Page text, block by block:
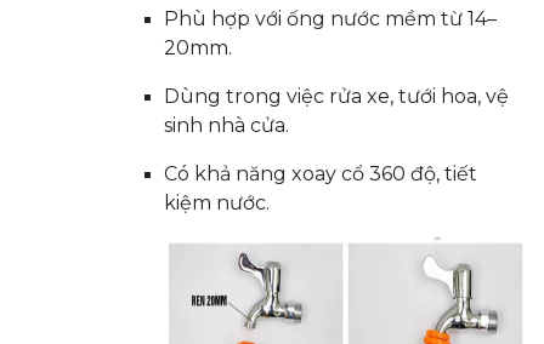
Phù hợp với ống nước mềm từ 14–
20mm.
Dùng trong việc rửa xe, tưới hoa, vệ
sinh nhà cửa.
Có khả năng xoay cổ 360 độ, tiết
kiệm nước.